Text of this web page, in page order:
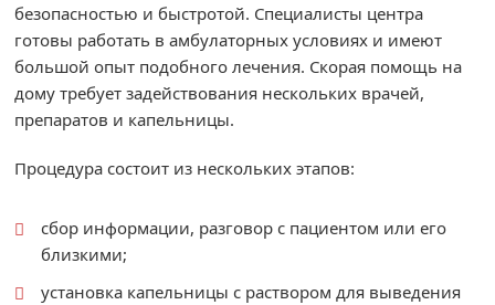
безопасностью и быстротой. Специалисты центра
готовы работать в амбулаторных условиях и имеют
большой опыт подобного лечения. Скорая помощь на
дому требует задействования нескольких врачей,
препаратов и капельницы.
Процедура состоит из нескольких этапов:
сбор информации, разговор с пациентом или его
близкими;
установка капельницы с раствором для выведения